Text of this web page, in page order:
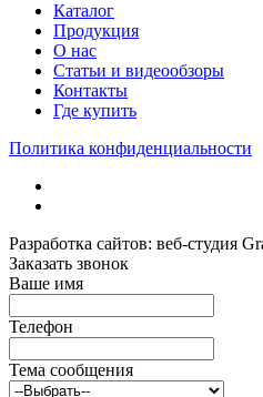
Каталог
Продукция
О нас
Статьи и видеообзоры
Контакты
Где купить
Политика конфиденциальности
Разработка сайтов: веб-студия
Заказать звонок
Ваше имя
Телефон
Тема сообщения